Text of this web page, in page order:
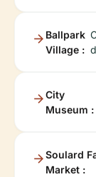
Ballpark
Village :
City
Museum :
Soulard
Market :